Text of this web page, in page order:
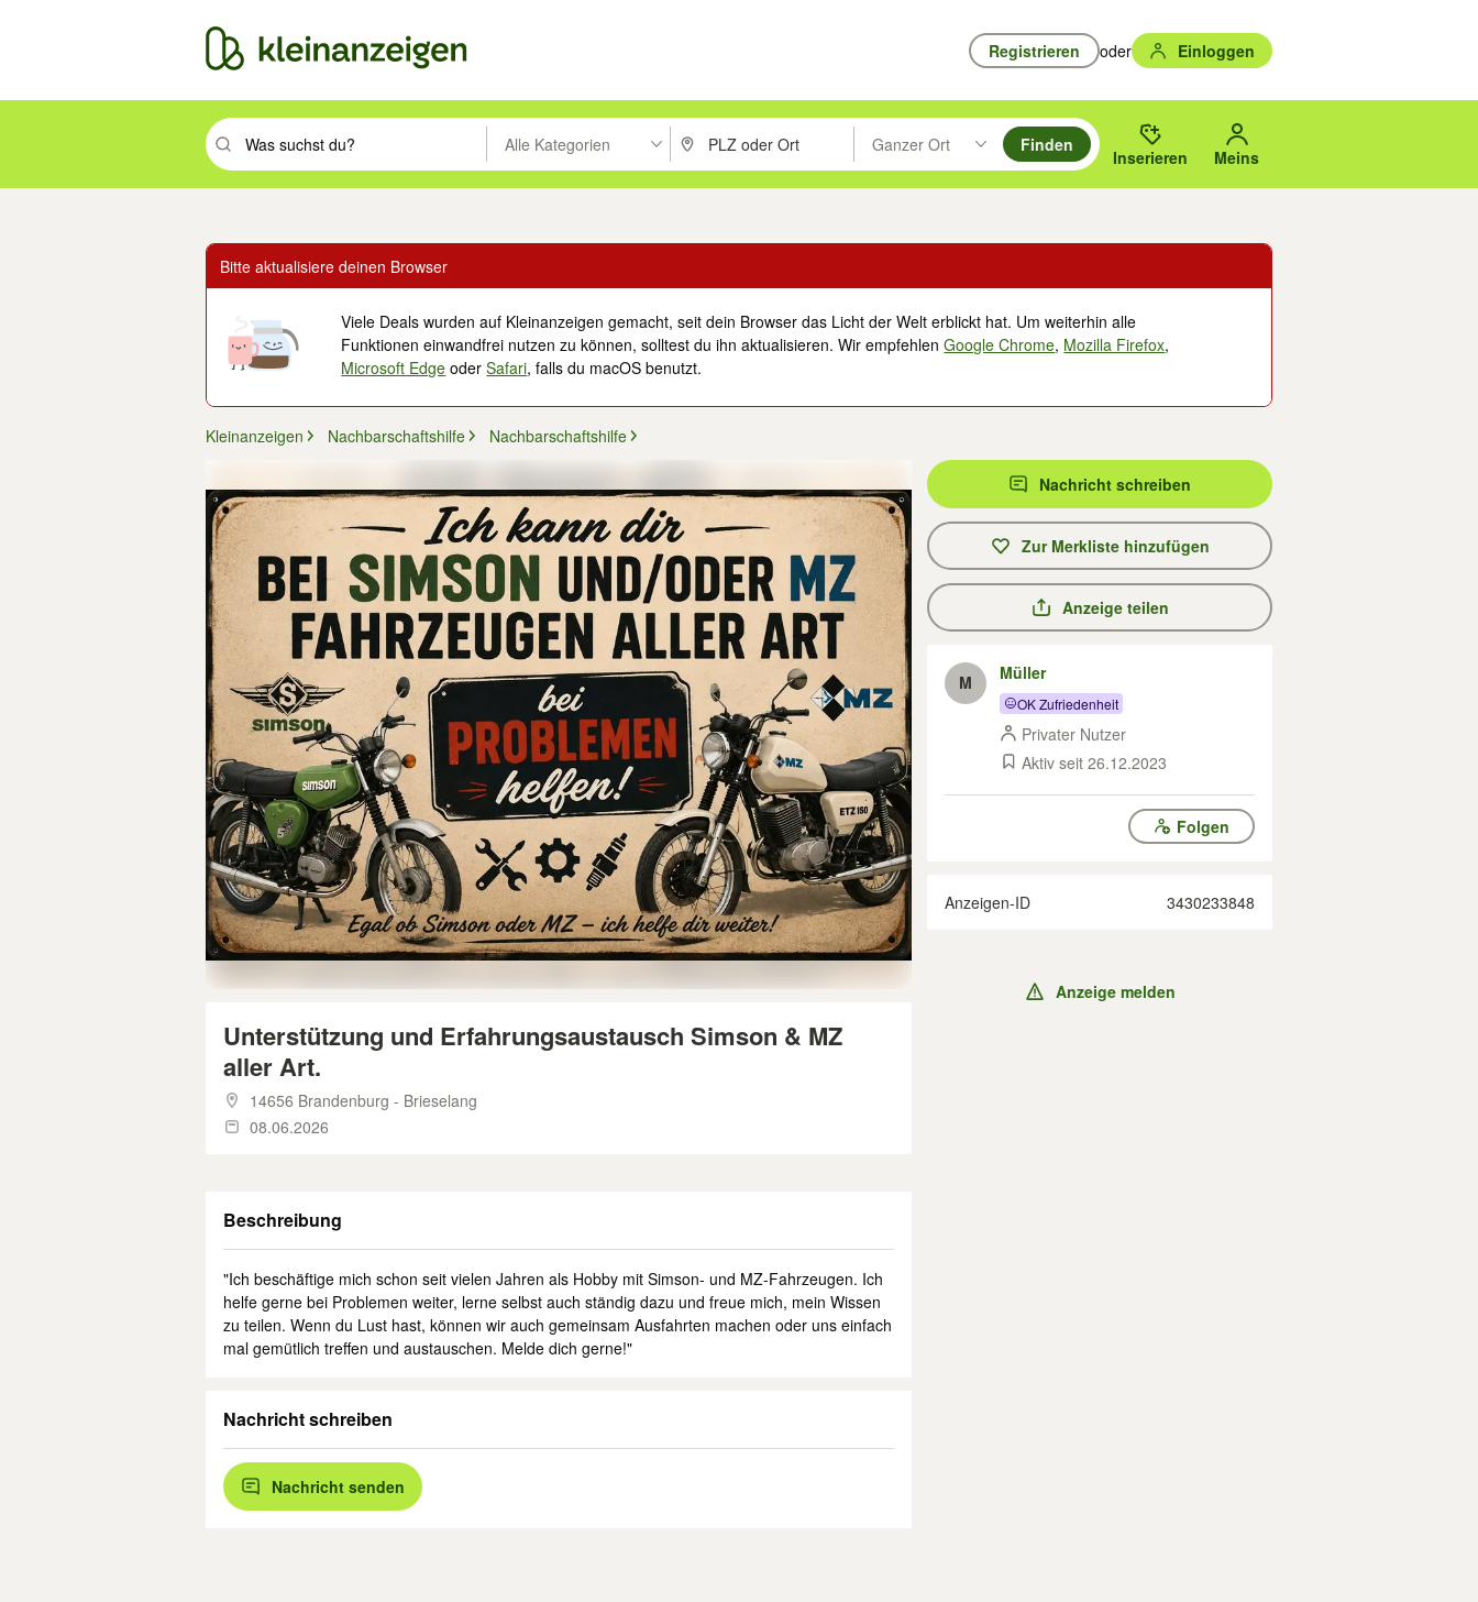
Registrieren oder Einloggen
Suchbegriff eingeben. Eingabetaste drücken um zu suchen, oder Vorschläge mit den Pfeiltasten nach oben/unten durchsuchen und mit Eingabetaste auswählen.
Alle Kategorien PLZ oder Ort eingeben. Eingabetaste drücken um zu suchen, oder Vorschläge mit den Pfeiltasten nach oben/
Ganzer Ort
Suche im Umkreis des gewählten Orts oder PLZ.
Finden
Inserieren Meins
Bitte aktualisiere deinen Browser
Viele Deals wurden auf Kleinanzeigen gemacht, seit dein Browser das Licht der Welt erblickt hat. Um weiterhin alle
Funktionen einwandfrei nutzen zu können, solltest du ihn aktualisieren. Wir empfehlenGoogle Chrome, Mozilla Firefox,
Microsoft Edge oderSafari, falls du macOS benutzt.
Kleinanzeigen Nachbarschaftshilfe Nachbarschaftshilfe
Unterstützung und Erfahrungsaustausch Simson & MZ
aller Art.
14656 Brandenburg - Brieselang
08.06.2026
Beschreibung
"Ich beschäftige mich schon seit vielen Jahren als Hobby mit Simson- und MZ-Fahrzeugen. Ich
helfe gerne bei Problemen weiter, lerne selbst auch ständig dazu und freue mich, mein Wissen
zu teilen. Wenn du Lust hast, können wir auch gemeinsam Ausfahrten machen oder uns einfach
mal gemütlich treffen und austauschen. Melde dich gerne!"
Nachricht schreiben
Nachricht senden
Nachricht schreiben
Zur Merkliste hinzufügen
Anzeige teilen
M Müller
OK Zufriedenheit
Privater Nutzer
Aktiv seit 26.12.2023
Folgen
Anzeigen-ID 3430233848
Anzeige melden